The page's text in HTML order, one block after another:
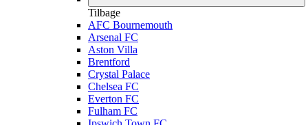
Tilbage
AFC Bournemouth
Arsenal FC
Aston Villa
Brentford
Crystal Palace
Chelsea FC
Everton FC
Fulham FC